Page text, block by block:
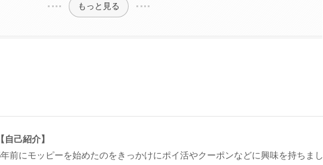
もっと見る
【自己紹介】
前にモッピーを始めたのをきっかけにポイ活やクーポンなどに興味を持ちまし